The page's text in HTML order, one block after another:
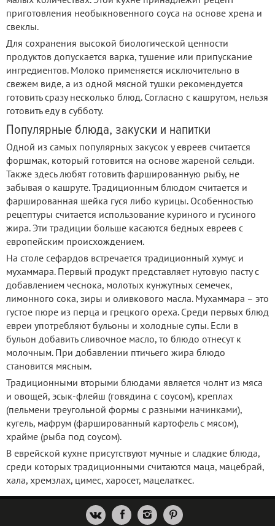
приготовления необыкновенного соуса на основе хрена и
свеклы.
Для сохранения высокой биологической ценности
продуктов допускается варка, тушение или припускание
ингредиентов. Молоко применяется исключительно в
свежем виде, а из одной мясной тушки рекомендуется
готовить сразу несколько блюд. Согласно с кашрутом, нельзя
готовить еду в субботу.
Популярные блюда, закуски и напитки
Одной из самых популярных закусок у евреев считается
форшмак, который готовится на основе жареной сельди.
Также здесь любят готовить фаршированную рыбу, не
забывая о кашруте. Традиционным блюдом считается и
фаршированная шейка гуся либо курицы. Особенностью
рецептуры считается использование куриного и гусиного
жира. Эти традиции больше касаются бедных евреев с
европейским происхождением.
На столе сефардов встречается традиционный хумус и
мухаммара. Первый продукт представляет нутовую пасту с
добавлением чеснока, молотых кунжутных семечек,
лимонного сока, зиры и оливкового масла. Мухаммара – это
густое пюре из перца и грецкого ореха. Среди первых блюд
евреи употребляют бульоны и холодные супы. Если в
бульон добавить сливочное масло, то блюдо отнесут к
молочным. При добавлении птичьего жира блюдо
становится мясным.
Традиционными вторыми блюдами является чолнт из мяса
и овощей, эсык-флейш (говядина с соусом), креплах
(пельмени треугольной формы с разными начинками),
кугель, мафрум (фаршированный картофель с мясом),
храйме (рыба под соусом).
В еврейской кухне присутствуют мучные и сладкие блюда,
среди которых традиционными считаются маца, мацебрай,
хала, хремзлах, цимес, харосет, мацелаткес.